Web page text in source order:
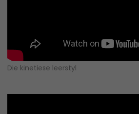
Die kinetiese leerstyl